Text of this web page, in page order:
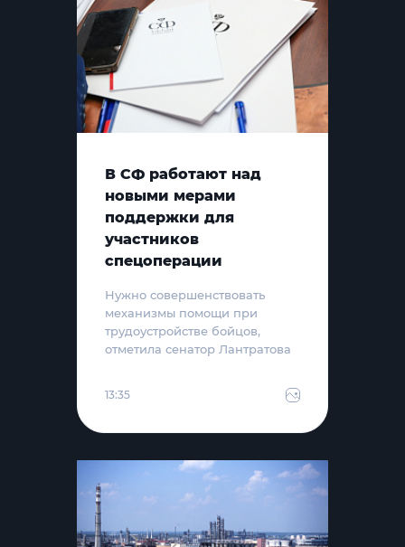
В СФ работают над
новыми мерами
поддержки для
участников
спецоперации
Нужно совершенствовать
механизмы помощи при
трудоустройстве бойцов,
отметила сенатор Лантратова
13:35